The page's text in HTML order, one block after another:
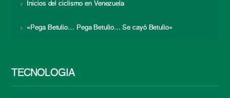
Inicios del ciclismo en Venezuela
«Pega Betulio… Pega Betulio… Se cayó Betulio»
TECNOLOGÍA